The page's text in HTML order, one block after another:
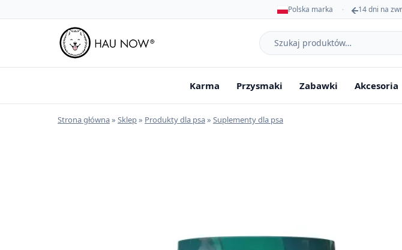
Polska marka 14 dni na
Szukaj
produktów
Karma Przysmaki Zabawki Akcesoria
Strona główna» Sklep» Produkty dla psa» Suplementy dla psa